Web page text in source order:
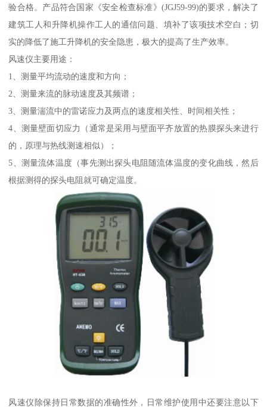
验合格。产品符合国家《安全检查标准》(JGJ59-99)的要求，解决了
建筑工人和升降机操作工人的通信问题、填补了该项技术空白；切
实的降低了施工升降机的安全隐患，极大的提高了生产效率。
风速仪主要用途：
1、测量平均流动的速度和方向；
2、测量来流的脉动速度及其频谱；
3、测量湍流中的雷诺应力及两点的速度相关性、时间相关性；
4、测量壁面切应力（通常是采用与壁面平齐放置的热膜探头来进行
的，原理与热线测速相似）；
5、测量流体温度（事先测出探头电阻随流体温度的变化曲线，然后
根据测得的探头电阻就可确定温度。
风速仪除保持日常数据的准确性外，日常维护使用中还要注意以下